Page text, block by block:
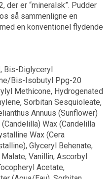
der er “mineralsk”. Pudder
så sammenligne en
en konventionel flydende
Bis-Diglyceryl
Bis-Isobutyl Ppg-20
Methicone, Hydrogenated
Sorbitan Sesquioleate,
Annuus (Sunflower)
Wax (Candelilla
Wax (Cera
Glyceryl Behenate,
Vanillin, Ascorbyl
Acetate,